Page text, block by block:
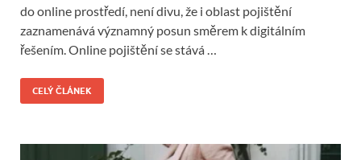
do online prostředí, není divu, že i oblast pojištění
zaznamenává významný posun směrem k digitálním
řešením. Online pojištění se stává …
CELÝ ČLÁNEK